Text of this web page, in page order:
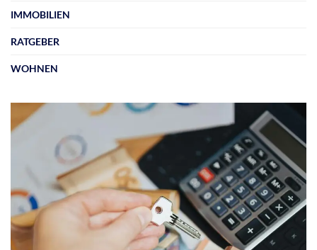
IMMOBILIEN
RATGEBER
WOHNEN